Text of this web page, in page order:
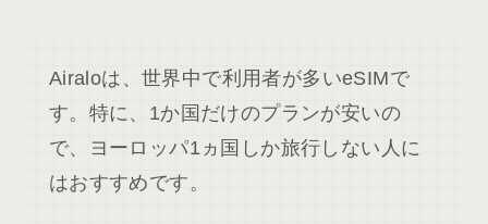
Airaloは、世界中で利用者が多いeSIMで
す。特に、1か国だけのプランが安いの
で、ヨーロッパ1ヵ国しか旅行しない人に
はおすすめです。